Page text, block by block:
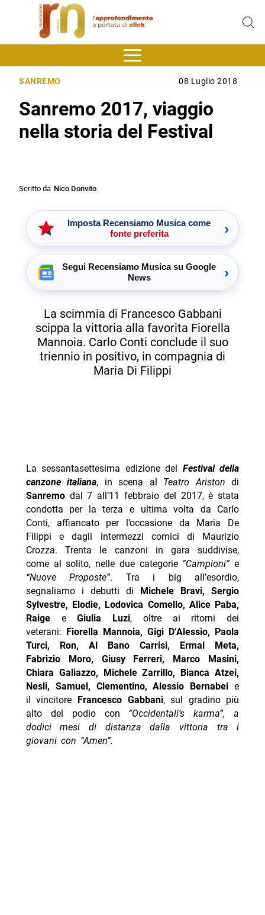
SANREMO 08 Luglio 2018
Sanremo 2017, viaggio
nella storia del Festival
Scritto da Nico Donvito
Imposta Recensiamo Musica come
fonte preferita
›
Segui Recensiamo Musica su Google
News
›
La scimmia di Francesco Gabbani
scippa la vittoria alla favorita Fiorella
Mannoia. Carlo Conti conclude il suo
triennio in positivo, in compagnia di
Maria Di Filippi
La sessantasettesima edizione del Festival della
canzone italiana, in scena al Teatro Ariston di
Sanremodal 7 all’11 febbraio del 2017, è stata
condotta per la terza e ultima volta da Carlo
Conti, affiancato per l’occasione da Maria De
Filippi e dagli intermezzi comici di Maurizio
Crozza. Trenta le canzoni in gara suddivise,
come al solito, nelle due categorie“Campioni”e
“Nuove Proposte”. Tra i big all’esordio,
segnaliamo i debutti di
Michele Bravi, Sergio
Sylvestre, Elodie, Lodovica Comello, Alice Paba,
RaigeeGiulia Luzi, oltre ai ritorni dei
veterani:
Fiorella Mannoia, Gigi D’Alessio, Paola
Turci, Ron, Al Bano Carrisi, Ermal Meta,
Fabrizio Moro, Giusy Ferreri, Marco Masini,
Chiara Galiazzo, Michele Zarrillo, Bianca Atzei,
Nesli, Samuel, Clementino, Alessio Bernabei e
il vincitore
Francesco Gabbani, sul gradino più
alto del podio con “Occidentali’s karma”, a
dodici mesi di distanza dalla vittoria tra i
giovani con “Amen”.